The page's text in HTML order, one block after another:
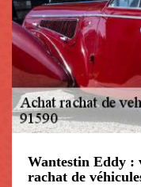
Wantestin Eddy :
rachat de